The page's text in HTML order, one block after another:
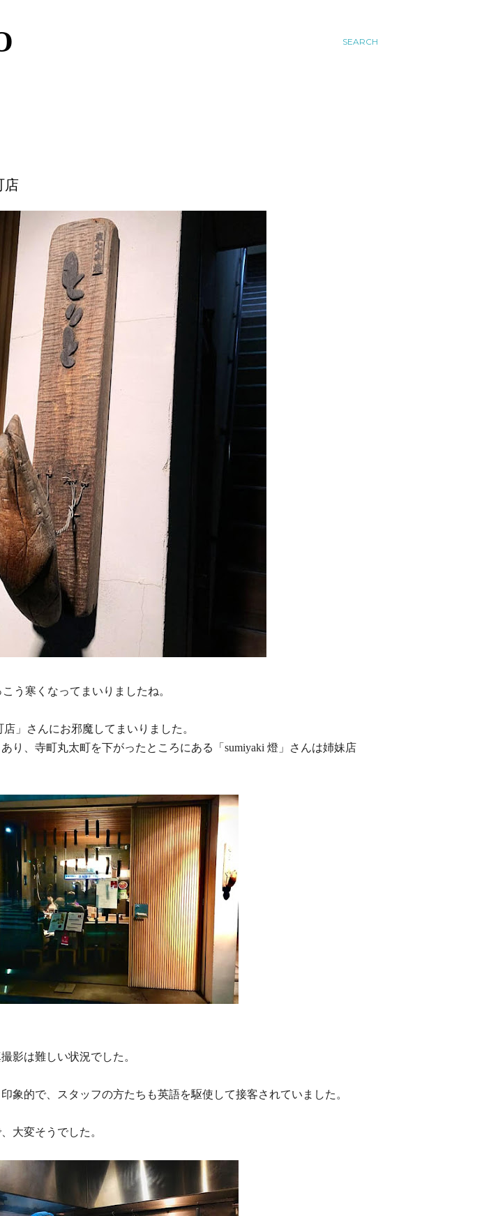
SEARCH
店
う寒くなってまいりましたね。
」さんにお邪魔してまいりました。
り、寺町丸太町を下がったとこ ろにある「sumiyaki 燈」さんは姉妹店
影は難しい状況でした。
象的で、スタッフの方たちも英語を駆使して接客されていました。
大変そうでした。